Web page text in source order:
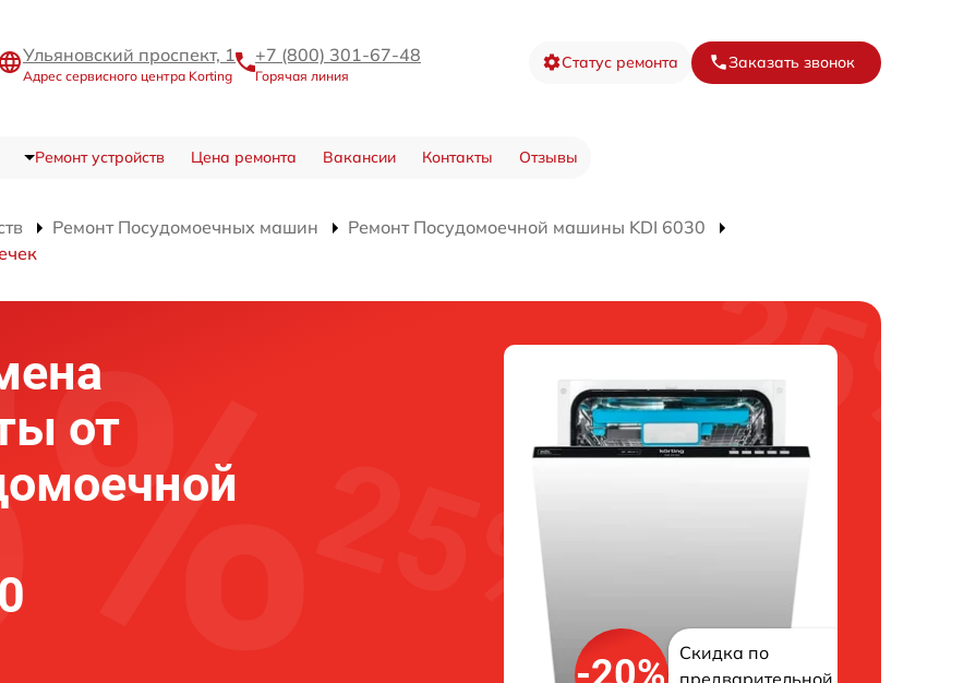
Ульяновский проспект, 1
Адрес сервисного центра Korting
+7 (800) 301-67-48
Горячая линия
Статус ремонта Заказать звонок
Ремонт устройств Цена ремонта Вакансии Контакты Отзывы
Ремонт Посудомоечных машин
Ремонт Посудомоечной машины KDI 6030
от
Скидка по
предварительной